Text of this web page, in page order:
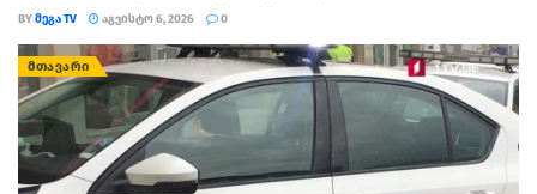
სამსახურები მზადყოფნაში არიან.
მეწყერი ალასკის ქალაქში ძლიერ წვიმას მოჰყვა.
BYᲛᲔᲒᲐ TV ᲐᲒᲕᲘᲡᲢᲝ 6, 2026 0
ᲛᲗᲐᲕᲐᲠᲘ